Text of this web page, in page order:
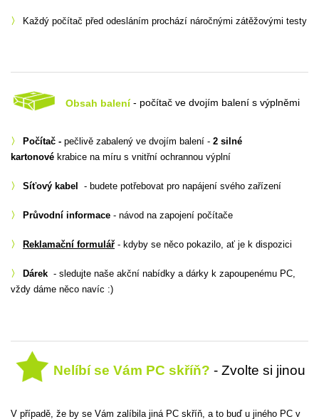
〉 Každý počítač před odesláním prochází náročnými zátěžovými testy
Obsah balení- počítač ve dvojím balení s výplněmi
〉 Počítač - pečlivě zabalený ve dvojím balení - 2 silné
kartonové krabice na míru s vnitřní ochrannou výplní
〉 Síťový kabel - budete potřebovat pro napájení svého zařízení
〉 Průvodní informace - návod na zapojení počítače
〉 Reklamační formulář - kdyby se něco pokazilo, ať je k dispozici
〉 Dárek - sledujte naše akční nabídky a dárky k zapoupenému PC,
vždy dáme něco navíc :)
Nelíbí se Vám PC skříň? - Zvolte si jinou
V případě, že by se Vám zalíbila jiná PC skříň, a to buď u jiného PC v